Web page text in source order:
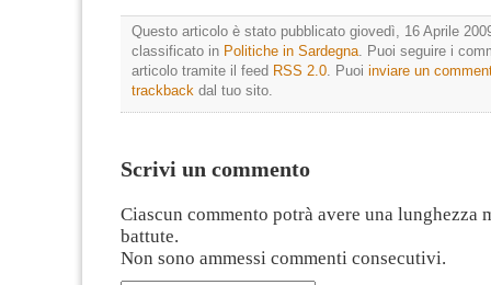
Questo articolo è stato pubblicato giovedì, 16 Aprile
classificato in Politiche in Sardegna. Puoi seguire i
articolo tramite il feed RSS 2.0. Puoi inviare un
trackback dal tuo sito.
Scrivi un commento
Ciascun commento potrà avere una lunghezza
battute.
Non sono ammessi commenti consecutivi.